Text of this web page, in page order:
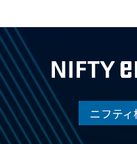
ニフテ